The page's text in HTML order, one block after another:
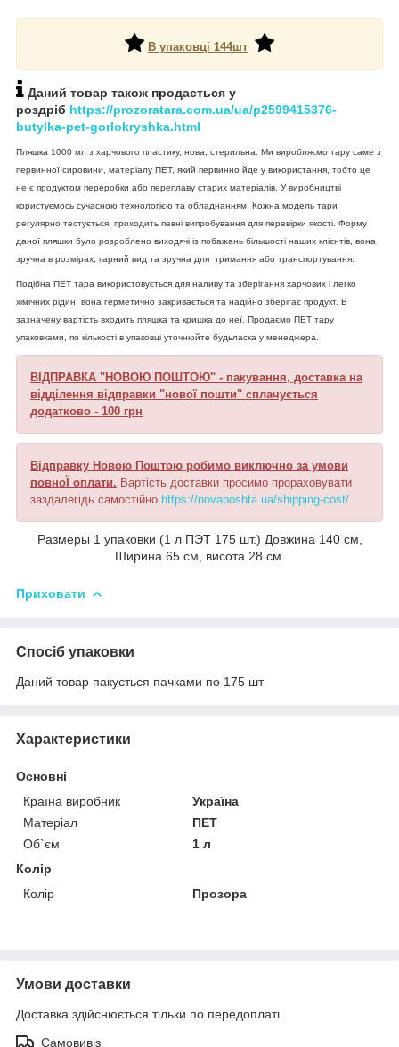
В упаковці 144шт
Даний товар також продається у
роздріб https://prozoratara.com.ua/ua/p2599415376-
butylka-pet-gorlokryshka.html
Пляшка 1000 мл з харчового пластику, нова, стерильна. Ми виробляємо тару саме з
первинної сировини, матеріалу ПЕТ, який первинно йде у використання, тобто це
не є продуктом переробки або переплаву старих матеріалів. У виробництві
користуємось сучасною технологією та обладнанням. Кожна модель тари
регулярно тестується, проходить певні випробування для перевірки якості. Форму
даної пляшки було розроблено виходячі із побажань більшості наших клієнтів, вона
зручна в розмірах, гарний вид та зручна для тримання або транспортування.
Подібна ПЕТ тара використовується для наливу та зберігання харчових і легко
хімічних рідин, вона герметично закривається та надійно зберігає продукт. В
зазначену вартість входить пляшка та кришка до неї. Продаємо ПЕТ тару
упаковками, по кількості в упаковці уточнюйте будьласка у менеджера.
ВІДПРАВКА "НОВОЮ ПОШТОЮ" - пакування, доставка на
відділення відправки "нової пошти" сплачується
додатково - 100 грн
Відправку Новою Поштою робимо виключно за умови
повноЇ оплати. Вартість доставки просимо прораховувати
заздалегідь самостійно. https://novaposhta.ua/shipping-cost/
Размеры 1 упаковки (1 л ПЭТ 175 шт.) Довжина 140 см,
Ширина 65 см, висота 28 см
Приховати
Спосіб упаковки
Даний товар пакується пачками по 175 шт
Характеристики
Основні
Країна виробник
Україна
Матеріал
ПЕТ
Об`єм
1 л
Колір
Колір
Прозора
Умови доставки
Доставка здійснюється тільки по передоплаті.
Самовивіз